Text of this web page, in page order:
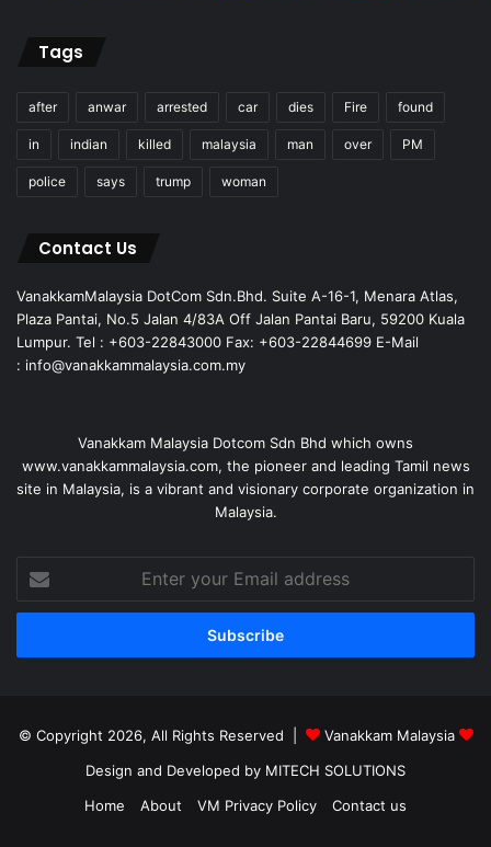
Tags
after anwar arrested car dies Fire found
in indian killed malaysia man over PM
police says trump woman
Contact Us
VanakkamMalaysia DotCom Sdn.Bhd. Suite A-16-1, Menara Atlas,
Plaza Pantai, No.5 Jalan 4/83A Off Jalan Pantai Baru, 59200 Kuala
Lumpur. Tel : +603-22843000 Fax: +603-22844699 E-Mail
: info@vanakkammalaysia.com.my
Vanakkam Malaysia Dotcom Sdn Bhd which owns
www.vanakkammalaysia.com, the pioneer and leading Tamil news
site in Malaysia, is a vibrant and visionary corporate organization in
Malaysia.
your
Email
© Copyright 2026, All Rights Reserved |
Vanakkam Malaysia
Design and Developed by MITECH SOLUTIONS
Home
About VM Privacy Policy Contact us